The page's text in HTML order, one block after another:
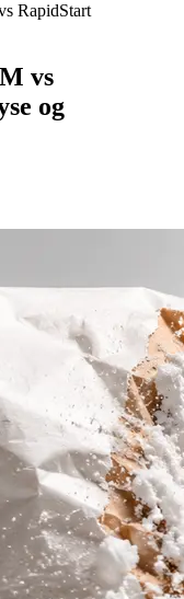
RapidStart
vs
og